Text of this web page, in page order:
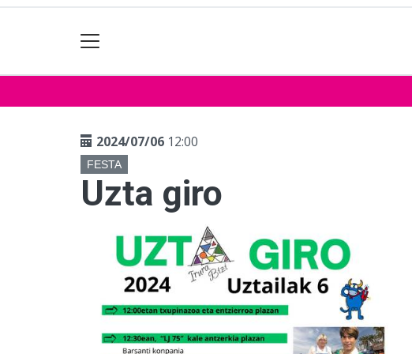
2024/07/06 12:00
FESTA
Uzta giro